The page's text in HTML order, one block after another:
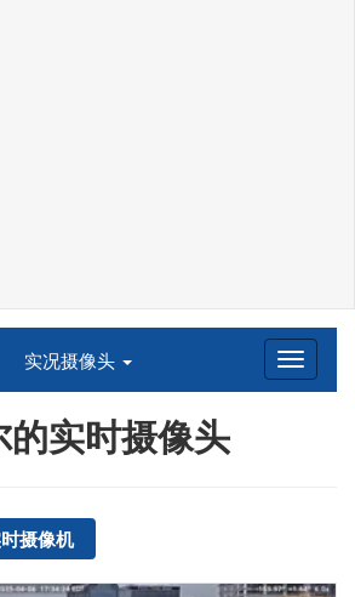
实况摄像头
实时摄像头
摄像机